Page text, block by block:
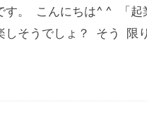
。 こんにちは^ ^ 「起
そうでしょ？ そう 限